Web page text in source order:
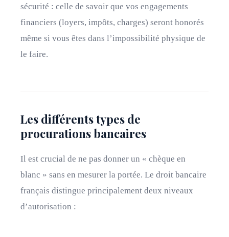
sécurité : celle de savoir que vos engagements
financiers (loyers, impôts, charges) seront honorés
même si vous êtes dans l’impossibilité physique de
le faire.
Les différents types de
procurations bancaires
Il est crucial de ne pas donner un « chèque en
blanc » sans en mesurer la portée. Le droit bancaire
français distingue principalement deux niveaux
d’autorisation :